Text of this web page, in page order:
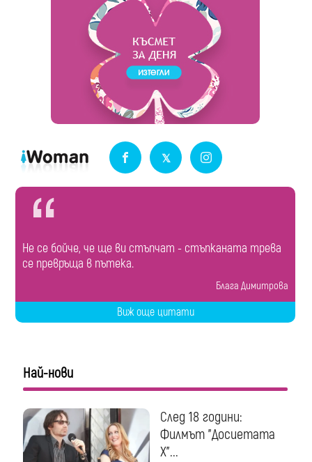
Не се бойче, че ще ви стъпчат - стъпканата трева
се превръща в пътека.
Блага Димитрова
Виж още цитати
Най-нови
След 18 години:
Филмът "Досиетата
Х"...